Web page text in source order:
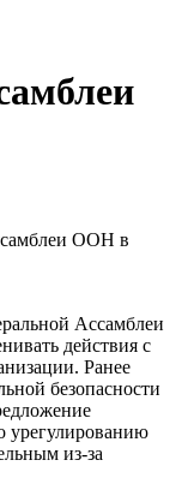
Ассамблеи
действия с
Ранее
безопасности
урегулированию
из-за